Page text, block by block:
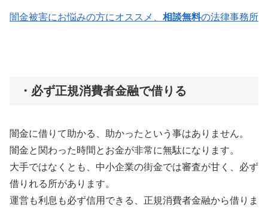
闇金被害にお悩みの方にオススメ、 相談無料の法律事務所
・必ず正規消費者金融で借りる
闇金に借りて助かる、助かったという事はありません。
闇金と関わった時間とお金が非常に無駄になります。
大手ではなくとも、中小企業の街金では審査が甘く、必ず
借りれる所があります。
運営も利息も必ず信用できる、正規消費者金融から借りま